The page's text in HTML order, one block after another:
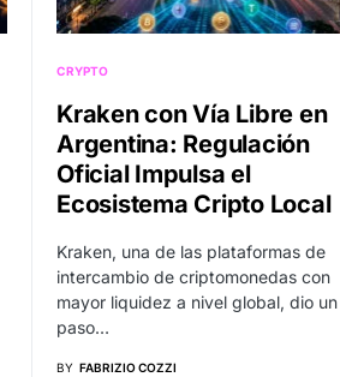
CRYPTO
Kraken con Vía Libre en
Argentina: Regulación
Oficial Impulsa el
Ecosistema Cripto Local
Kraken, una de las plataformas de
intercambio de criptomonedas con
mayor liquidez a nivel global, dio un
paso…
BY FABRIZIO COZZI